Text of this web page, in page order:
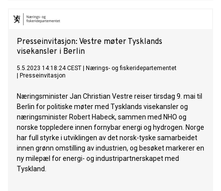
Presseinvitasjon: Vestre møter Tysklands
visekansler i Berlin
5.5.2023 14:18:24 CEST
Nærings- og fiskeridepartementet
Presseinvitasjon
Næringsminister Jan Christian Vestre reiser tirsdag 9. mai til
Berlin for politiske møter med Tysklands visekansler og
næringsminister Robert Habeck, sammen med NHO og
norske toppledere innen fornybar energi og hydrogen. Norge
har full styrke i utviklingen av det norsk-tyske samarbeidet
innen grønn omstilling av industrien, og besøket markerer en
ny milepæl for energi- og industripartnerskapet med
Tyskland.